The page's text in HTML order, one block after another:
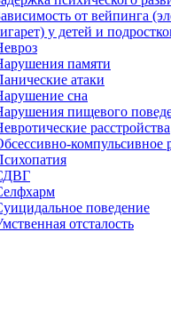
от вейпинга
у детей и
памяти
атаки
сна
пищевого
расстройства
компульсивное
поведение
отсталость